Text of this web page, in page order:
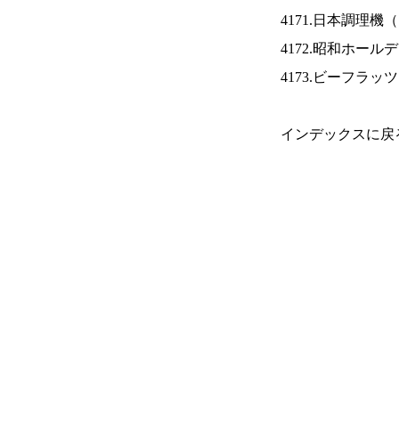
4171.日本調理機（
4172.昭和ホール
4173.ビーフラッ
インデックスに戻